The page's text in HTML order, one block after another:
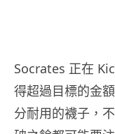
Socrates 正在
得超過目標的金
分耐用的襪子，